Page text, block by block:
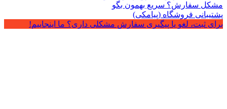
مشکل سفارش؟ سریع بهمون بگو
پشتیبانی فروشگاه (پیامکی)
برای ثبت، لغو یا پیگیری سفارش مشکلی داری؟ ما اینجاییم!